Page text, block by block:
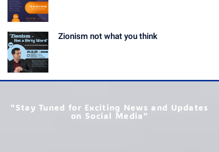
Zionism not what you think
"Stay Tuned for Exciting News and Updates
on Social Media"